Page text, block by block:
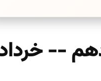
--